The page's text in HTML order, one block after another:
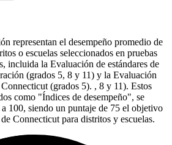
representan el desempeño promedio de
o escuelas seleccionados en pruebas
incluida la Evaluación de estándares de
(grados 5, 8 y 11) y la Evaluación
(grados 5). , 8 y 11). Estos
como "Índices de desempeño", se
100, siendo un puntaje de 75 el objetivo
Connecticut para distritos y escuelas.